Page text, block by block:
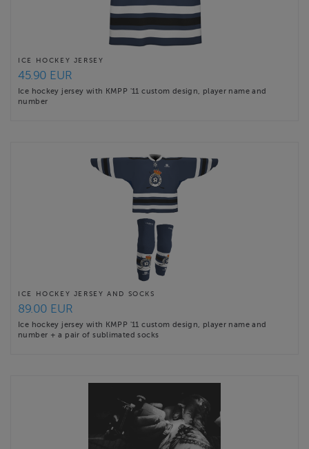
ICE HOCKEY JERSEY
45.90 EUR
Ice hockey jersey with KMPP '11 custom design, player name and
number
ICE HOCKEY JERSEY AND SOCKS
89.00 EUR
Ice hockey jersey with KMPP '11 custom design, player name and
number + a pair of sublimated socks